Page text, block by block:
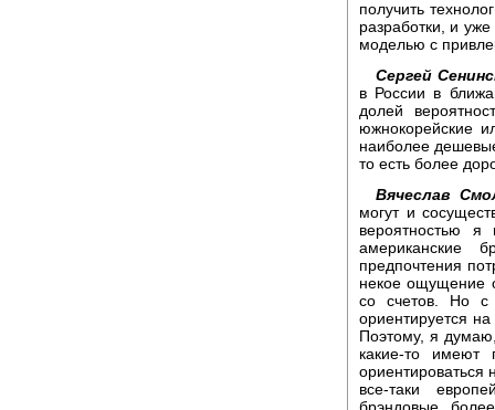
получить
разработки, и
моделью с
Сергей
в России в
долей
южнокорейские
наиболее
то есть более
Вячеслав
могут и
вероятностью я
американские
предпочтения
некое ощущение
со счетов. Но с
ориентируется
Поэтому, я
какие-то имеют
все-таки
брэндовые,